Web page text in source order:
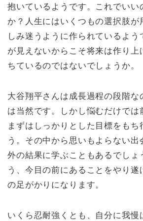
抱いているようです。これでいい
か？人生にはいくつもの選択肢が
しみ迷うように作られているよう
が見えないからこそ将来は作り上
ちているのではないでしょうか。
大谷翔平さんは成長過程の段階な
は当然です。しかし悩むだけでは
まずはしっかりとした目標をもち
う。その中から思いもよらない出
外の結果に学ぶこともあるでしょ
う、今目の前にあることをやり遂
の足がかりになります。
いくら忍耐強くとも、自分に我慢